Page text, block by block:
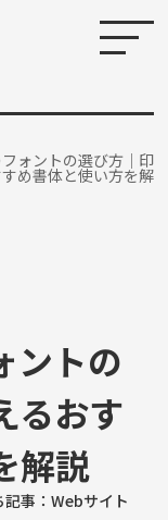
ォントの選び方｜印
め書体と使い方を解
ントの
るおす
解説
事：Webサイト